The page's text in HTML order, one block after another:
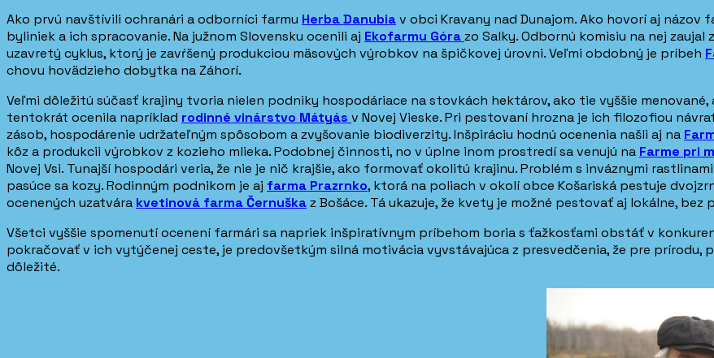
Ako prvú navštívili ochranári a odborníci farmu Herba Danubiav obci Kravany nad Dunajom. Ako hovorí aj
byliniek a ich spracovanie. Na južnom Slovensku ocenili aj Ekofarmu Górazo Salky. Odbornú komisiu na nej
uzavretý cyklus, ktorý je zavŕšený produkciou mäsových výrobkov na špičkovej úrovni. Veľmi obdobný je príbeh
chovu hovädzieho dobytka na Záhorí.
Veľmi dôležitú súčasť krajiny tvoria nielen podniky hospodáriace na stovkách hektárov, ako tie vyššie
tentokrát ocenila napríklad rodinné vinárstvo Mátyás v Novej Vieske. Pri pestovaní hrozna je ich filozofiou
zásob, hospodárenie udržateľným spôsobom a zvyšovanie biodiverzity. Inšpiráciu hodnú ocenenia našli aj na
kôz a produkcii výrobkov z kozieho mlieka. Podobnej činnosti, no v úplne inom prostredí sa venujú na Farme pri
Novej Vsi. Tunajší hospodári veria, že nie je nič krajšie, ako formovať okolitú krajinu. Problém s inváznymi
pasúce sa kozy. Rodinným podnikom je aj farma Prazrnko, ktorá na poliach v okolí obce Košariská pestuje
ocenených uzatvára kvetinová farma Černuškaz Bošáce. Tá ukazuje, že kvety je možné pestovať aj lokálne, bez
Všetci vyššie spomenutí ocenení farmári sa napriek inšpiratívnym príbehom boria s ťažkosťami obstáť v
pokračovať v ich vytýčenej ceste, je predovšetkým silná motivácia vyvstávajúca z presvedčenia, že pre prírodu,
dôležité.